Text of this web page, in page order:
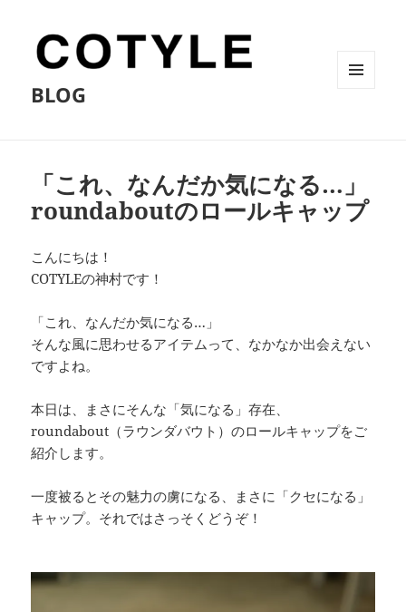
BLOG
「これ、なんだか気になる…」
roundaboutのロールキャップ
こんにちは！
COTYLEの神村です！
「これ、なんだか気になる…」
そんな風に思わせるアイテムって、なかなか出会えない
ですよね。
本日は、まさにそんな「気になる」存在、
roundabout（ラウンダバウト）のロールキャップをご
紹介します。
一度被るとその魅力の虜になる、まさに「クセになる」
キャップ。それではさっそくどうぞ！